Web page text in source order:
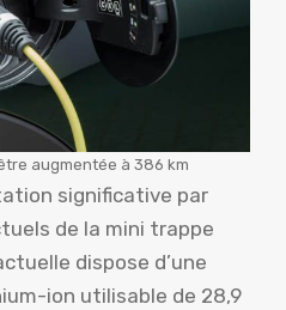
augmentée à 386 km
significative par
de la mini trappe
dispose d’une
ion utilisable de 28,9